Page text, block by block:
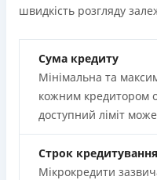
швидкість розгляду
Сума кредиту
Мінімальна та
кожним кредитором
доступний ліміт
Строк кредитування
Мікрокредити